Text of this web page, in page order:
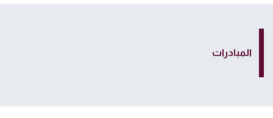
المبادرات